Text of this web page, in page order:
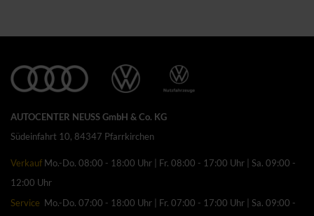
AUTOCENTER NEUSS GmbH & Co. KG
Südeinfahrt 10, 84347 Pfarrkirchen
Verkauf Mo.-Do. 08:00 - 18:00 Uhr | Fr. 08:00 - 17:00 Uhr | Sa. 09:00 -
12:00 Uhr
Service Mo.-Do. 07:00 - 18:00 Uhr | Fr. 07:00 - 17:00 Uhr | Sa. 09:00 -